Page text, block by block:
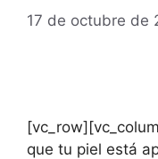
17 de octubre de
que tu piel está